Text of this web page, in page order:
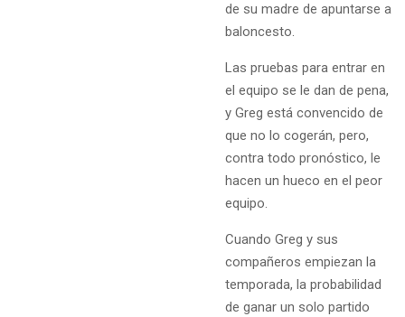
de su madre de apuntarse a
baloncesto.
Las pruebas para entrar en
el equipo se le dan de pena,
y Greg está convencido de
que no lo cogerán, pero,
contra todo pronóstico, le
hacen un hueco en el peor
equipo.
Cuando Greg y sus
compañeros empiezan la
temporada, la probabilidad
de ganar un solo partido